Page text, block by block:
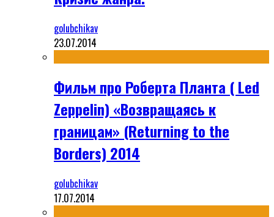
golubchikav
23.07.2014
Фильм про Роберта Планта ( Led
Zeppelin) «Возвращаясь к
границам» (Returning to the
Borders) 2014
golubchikav
17.07.2014